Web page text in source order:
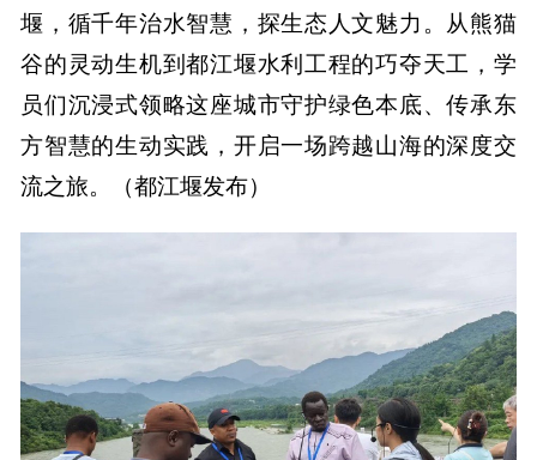
堰，循千年治水智慧，探生态人文魅力。从熊猫
谷的灵动生机到都江堰水利工程的巧夺天工，学
员们沉浸式领略这座城市守护绿色本底、传承东
方智慧的生动实践，开启一场跨越山海的深度交
流之旅。（都江堰发布）